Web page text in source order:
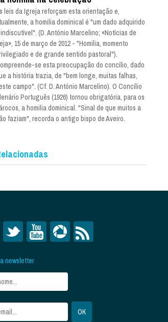
leis da Igreja reforçam esta orientação e,
a homilia dominical é "um dado adquirido
(D. António Marcelino; «Notícias de
15 de março de 2012 - "Homilia, momento
e de grande sentido pastoral").
se esta preocupação do concílio, dado
a história trazia, de "bem longe, muitas falhas,
campo". (Cf. D. António Marcelino). O Concílio
Português (1926) tornou obrigatória, para os
a homilia dominical. "Sinal de que muitos a
faziam", recorda o antigo bispo de Aveiro.
newsletter